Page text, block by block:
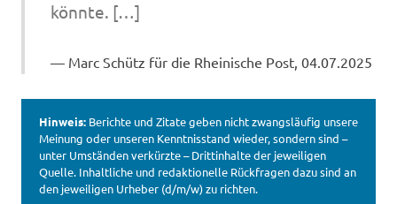
könnte. […]
Marc Schütz für die Rheinische Post, 04.07.2025
Hinweis: Berichte und Zitate geben nicht zwangsläufig unsere
Meinung oder unseren Kenntnisstand wieder, sondern sind –
unter Umständen verkürzte – Drittinhalte der jeweiligen
Quelle. Inhaltliche und redaktionelle Rückfragen dazu sind an
den jeweiligen Urheber (d/m/w) zu richten.